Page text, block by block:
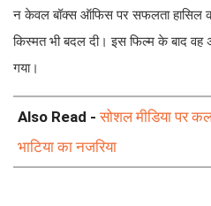
न केवल बॉक्स ऑफिस पर सफलता हासिल
किस्मत भी बदल दी। इस फिल्म के बाद वह
गया।
Also Read -सोशल मीडिया पर
भाटिया का नजरिया